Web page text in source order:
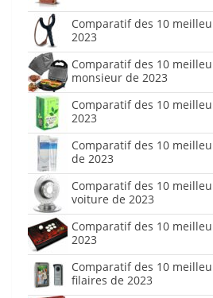
Comparatif des 10
2023
Comparatif des 10
monsieur de 2023
Comparatif des 10
2023
Comparatif des 10
de 2023
Comparatif des 10
voiture de 2023
Comparatif des 10
2023
Comparatif des 10
filaires de 2023